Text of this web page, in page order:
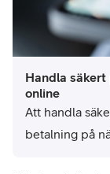
Handla
online
Att handla
betalning på